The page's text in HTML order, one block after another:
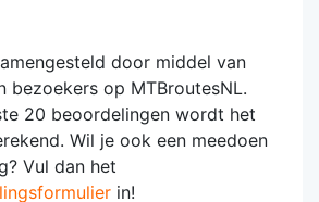
door middel van
bezoekers op MTBroutesNL.
20 beoordelingen wordt het
Wil je ook een meedoen
Vul dan het
in!